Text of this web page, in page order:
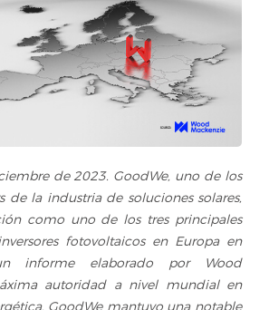
de 2023. GoodWe, uno de los
de la industria de soluciones solares,
como uno de los tres principales
fotovoltaicos en Europa en
informe elaborado por Wood
autoridad a nivel mundial en
GoodWe mantuvo una notable